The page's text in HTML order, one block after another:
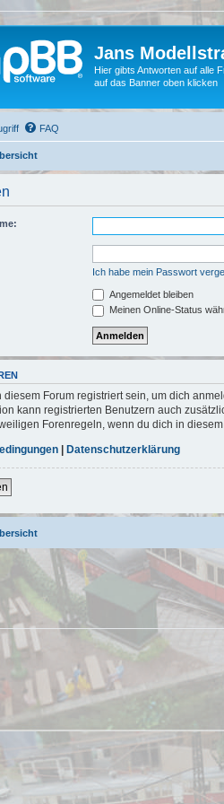
Jans
Hier gibts Antworten auf alle
auf das Banner oben klicken
FAQ
Ich habe mein Passwort
Angemeldet bleiben
Meinen Online-Status
diesem Forum registriert sein, um dich
kann registrierten Benutzern auch
Forenregeln, wenn du dich in
Datenschutzerklärung